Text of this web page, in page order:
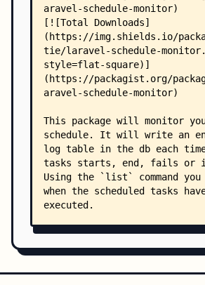
│           ├──
│           └── unnamed-
    ├── src/
│   ├──
    │   ├── Commands/
│   │   ├──
│   │   ├──
    │   ├── EventHandlers/
│   │   ├──
│   │   └──
    │   ├── Events/
│   │   └──
    │   ├── Exceptions/
│   │   └──
│   │   └──
    │   ├── Models/
│   │   └──